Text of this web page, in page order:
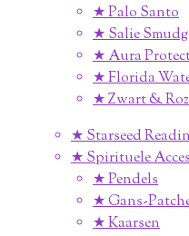
★ Palo Santo
★ Salie
★ Aura
★ Florida
★ Zwart &
★ Starseed
★ Spirituele
★ Pendels
★ Gans-
★ Kaarsen